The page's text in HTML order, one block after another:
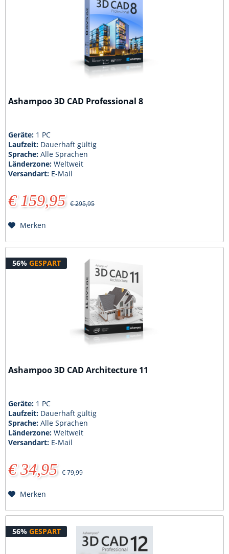
Ashampoo 3D CAD Professional 8
Geräte: 1 PC
Laufzeit: Dauerhaft gültig
Sprache:Alle Sprachen
Länderzone:Weltweit
Versandart: E-Mail
€ 159,95 € 295,95
Merken
56% GESPART
Ashampoo 3D CAD Architecture 11
Geräte: 1 PC
Laufzeit: Dauerhaft gültig
Sprache:Alle Sprachen
Länderzone:Weltweit
Versandart: E-Mail
€ 34,95 € 79,99
Merken
56% GESPART